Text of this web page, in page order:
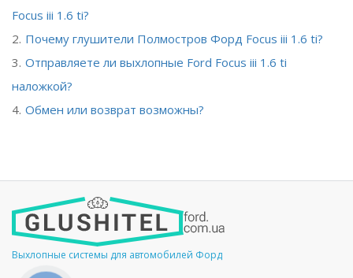
Focus iii 1.6 ti?
Почему глушители Полмостров Форд Focus iii 1.6 ti?
Отправляете ли выхлопные Ford Focus iii 1.6 ti
наложкой?
Обмен или возврат возможны?
Выхлопные системы для автомобилей Форд